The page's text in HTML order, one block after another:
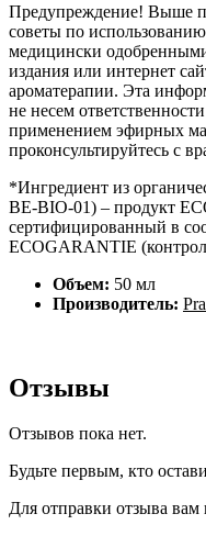
Предупреждение! Выше
советы по
медицински
издания или интернет
ароматерапии. Эта
не несем
применением эфирных
проконсультируйтесь с
*Ингредиент из
BE-BIO-01) – продукт
сертифицированный в
ECOGARANTIE
Объем: 50 мл
Производитель:
Отзывы
Отзывов пока нет.
Будьте первым, кто
Для отправки отзыва вам